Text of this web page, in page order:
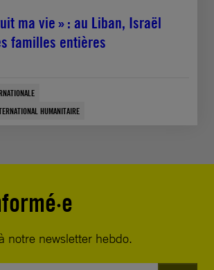
ma vie » : au Liban, Israël
familles entières
HUMANITAIRE
notre newsletter hebdo.